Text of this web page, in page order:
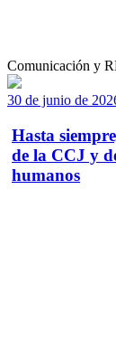
Comunicación y
30 de junio de
Hasta
de la CCJ y
humanos